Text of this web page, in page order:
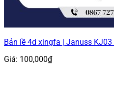
Bản lề 4d xingfa | Januss
Giá: 100,000₫